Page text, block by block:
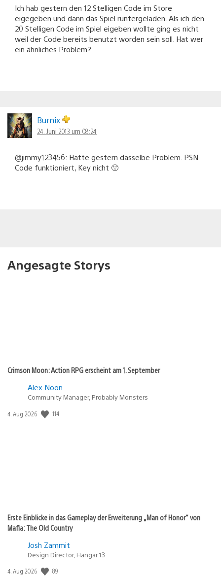
Ich hab gestern den 12 Stelligen Code im Store
eigegeben und dann das Spiel runtergeladen. Als ich den
20 Stelligen Code im Spiel eigeben wollte ging es nicht
weil der Code bereits benutzt worden sein soll. Hat wer
ein ähnliches Problem?
Burnix
24. Juni 2013 um 08:24
@jimmy123456: Hatte gestern dasselbe Problem. PSN
Code funktioniert, Key nicht 🙁
Angesagte Storys
Crimson Moon: Action RPG erscheint am 1. September
Alex Noon
Community Manager, Probably Monsters
Veröffentlichungsdatum:
4. Aug 2026 114
Erste Einblicke in das Gameplay der Erweiterung „Man of Honor“ von
Mafia: The Old Country
Josh Zammit
Design Director, Hangar 13
Veröffentlichungsdatum:
4. Aug 2026 89